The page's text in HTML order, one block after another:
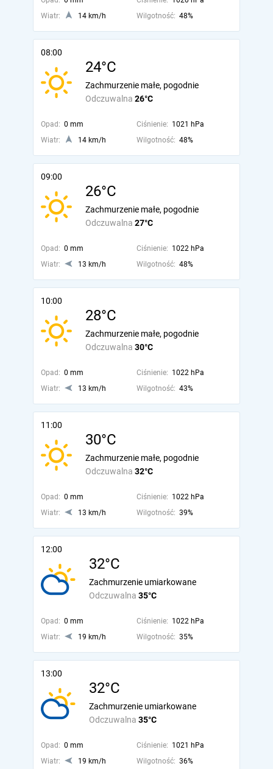
Wiatr:
14 km/h Wilgotność: 48%
08:00
24°C
Odczuwalna 26°C
Zachmurzenie małe, pogodnie
Opad: 0 mm Ciśnienie: 1021 hPa
Wiatr:
14 km/h Wilgotność: 48%
09:00
26°C
Odczuwalna 27°C
Zachmurzenie małe, pogodnie
Opad: 0 mm Ciśnienie: 1022 hPa
Wiatr:
13 km/h Wilgotność: 48%
10:00
28°C
Odczuwalna 30°C
Zachmurzenie małe, pogodnie
Opad: 0 mm Ciśnienie: 1022 hPa
Wiatr:
13 km/h Wilgotność: 43%
11:00
30°C
Odczuwalna 32°C
Zachmurzenie małe, pogodnie
Opad: 0 mm Ciśnienie: 1022 hPa
Wiatr:
13 km/h Wilgotność: 39%
12:00
32°C
Odczuwalna 35°C
Zachmurzenie umiarkowane
Opad: 0 mm Ciśnienie: 1022 hPa
Wiatr:
19 km/h Wilgotność: 35%
13:00
32°C
Odczuwalna 35°C
Zachmurzenie umiarkowane
Opad: 0 mm Ciśnienie: 1021 hPa
Wiatr:
19 km/h Wilgotność: 36%